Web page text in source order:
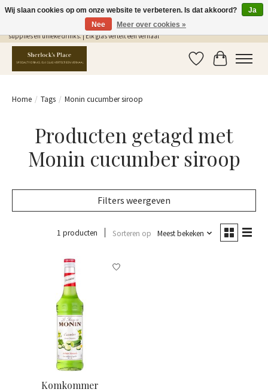
Gratis Verzending in NL vanaf €75,- | Sherlocks Place: dé plek voor MONIN siropen, bar
supplies en unieke drinks. | Elk glas vertelt een verhaal
Verlanglijst
Home / Tags / Monin cucumber siroop
Producten getagd met
Monin cucumber siroop
Filters weergeven
1 producten Sorteren op Meest bekeken
Komkommer
Wij slaan cookies op om onze website te verbeteren. Is dat akkoord?
Ja
Nee
Meer over cookies »